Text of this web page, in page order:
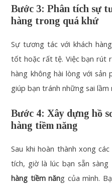
Bước 3: Phân tích sự
hàng trong quá khứ
Sự tương tác với khách
tốt hoặc rất tệ. Việc bạn rút
hàng không hài lòng với sản
giúp bạn tránh những sai
Bước 4: Xây dựng hồ
hàng tiềm năng
Sau khi hoàn thành xong
tích, giờ là lúc bạn sẵn
hàng tiềm năng của mình.